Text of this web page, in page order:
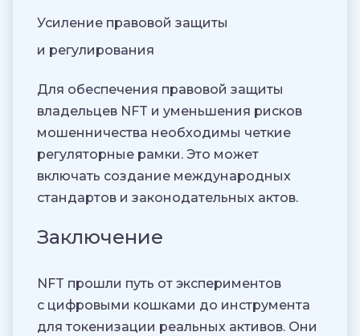
Усиление правовой защиты
и регулирования
Для обеспечения правовой защиты
владельцев NFT и уменьшения рисков
мошенничества необходимы четкие
регуляторные рамки. Это может
включать создание международных
стандартов и законодательных актов.
Заключение
NFT прошли путь от экспериментов
с цифровыми кошками до инструмента
для токенизации реальных активов. Они